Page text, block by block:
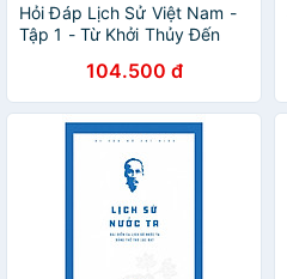
Hỏi Đáp Lịch Sử Việt Nam -
Tập 1 - Từ Khởi Thủy Đến
104.500 đ